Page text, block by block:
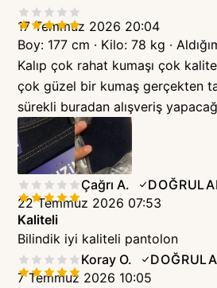
17 Temmuz 2026 20:04
Boy: 177 cm · Kilo: 78 kg ·
Kalıp çok rahat kumaşı çok
çok güzel bir kumaş gerçekten
sürekli buradan alışveriş
Çağrı A.
22 Temmuz 2026 07:53
Kaliteli
Bilindik iyi kaliteli pantolon
Koray O.
7 Temmuz 2026 10:05